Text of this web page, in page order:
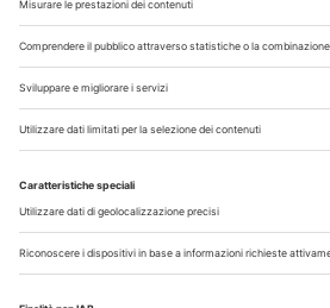
Note Legali
Privacy
| Tel. 02/881841 | Sede legale: Viale
20134 Milano (Italy)
Registrazione Tribunale di Milano
5/05/2022